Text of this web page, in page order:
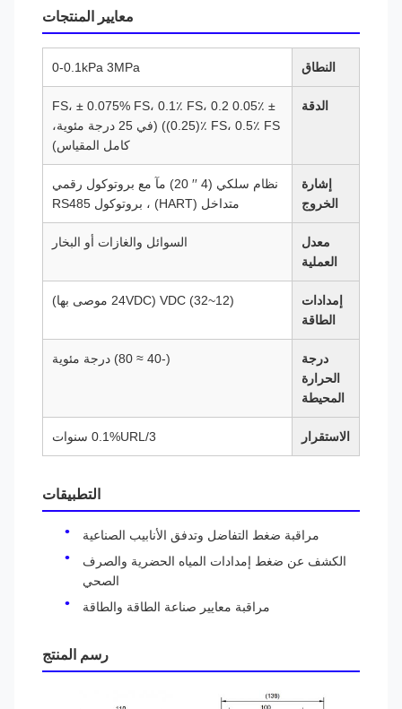
معايير المنتجات
النطاق 0-0.1kPa 3MPa
± 0.05٪ FS، ± 0.075% FS، 0.1٪ FS، 0.2
((0.25)٪ FS، 0.5٪ FS (في 25 درجة مئوية،
كامل المقياس)
الخروج
نظام سلكي (4 ′′ 20) مآ مع بروتوكول رقمي
متداخل (HART) ، بروتوكول RS485
العملية
السوائل والغازات أو البخار
إمدادات
الطاقة
الحرارة
المحيطة
الاستقرار 0.1%URL/3 سنوات
التطبيقات
مراقبة ضغط التفاضل وتدفق الأنابيب الصناعية
الكشف عن ضغط إمدادات المياه الحضرية والصرف
الصحي
مراقبة معايير صناعة الطاقة والطاقة
رسم المنتج